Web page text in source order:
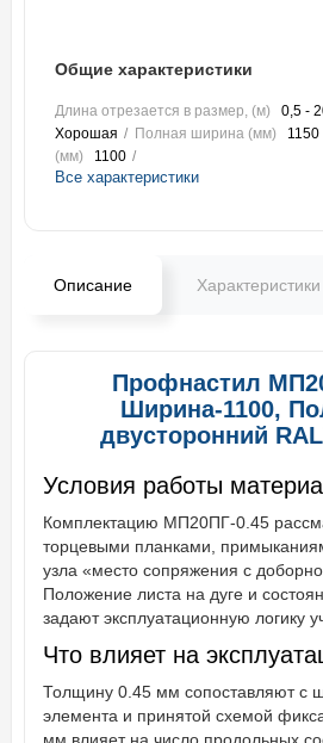
Общие характеристики
Длина отрезается в размер, (м) 0,5 -
Хорошая
Полная ширина (мм) 1150
(мм)
1100
Все характеристики
Описание Характеристики
Профнастил
Ширина-1100,
двусторонний
Условия работы
Комплектацию МП20ПГ-0.45
торцевыми планками,
узла «место сопряжения с
Положение листа на дуге и
задают эксплуатационную логику
Что влияет на
Толщину 0.45 мм сопоставляют с
элемента и принятой схемой